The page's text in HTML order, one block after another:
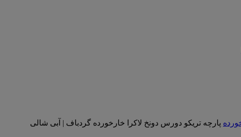
پارچه تریکو دورس دونخ لاکرا خارخورده گردباف | آبی شالی